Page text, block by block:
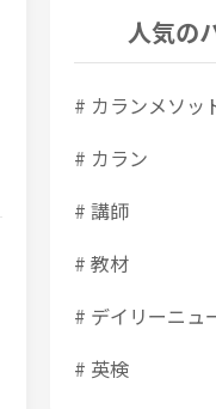
人気の
# カランメソッ
# カラン
# 講師
# 教材
# デイリーニュ
# 英検